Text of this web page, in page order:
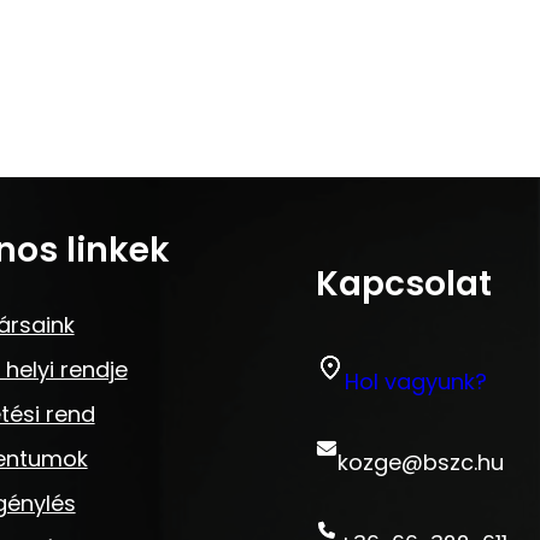
linkek
rendje
rend
Kapcsolat
Hol vagyunk?
kozge@bszc.hu